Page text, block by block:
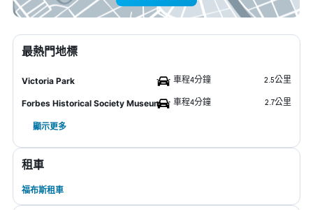
最熱門地標
Victoria Park 車程4分鐘 2.5公里
Forbes Historical Society Museum 車程4分鐘 2.7公里
顯示更多
租車
福布斯租車